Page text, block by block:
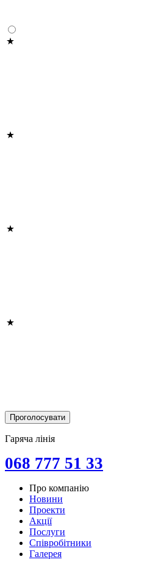
Гаряча лінія
068 777 51 33
Про компанію
Новини
Проекти
Акції
Послуги
Співробітники
Галерея